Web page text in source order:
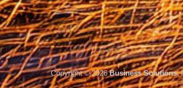
Copyright © 2026Business Solutions.